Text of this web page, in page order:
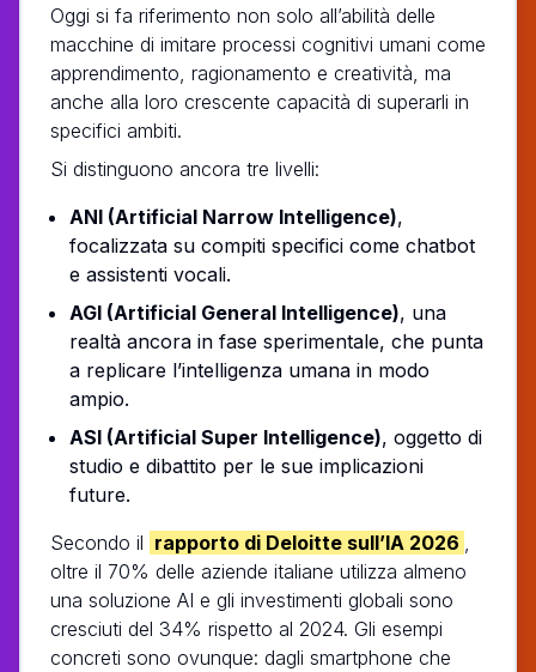
Oggi si fa riferimento non solo all’abilità delle
macchine di imitare processi cognitivi umani come
apprendimento, ragionamento e creatività, ma
anche alla loro crescente capacità di superarli in
specifici ambiti.
Si distinguono ancora tre livelli:
ANI (Artificial Narrow Intelligence),
focalizzata su compiti specifici come chatbot
e assistenti vocali.
AGI (Artificial General Intelligence), una
realtà ancora in fase sperimentale, che punta
a replicare l’intelligenza umana in modo
ampio.
ASI (Artificial Super Intelligence), oggetto di
studio e dibattito per le sue implicazioni
future.
Secondo il rapporto di Deloitte sull’IA 2026
oltre il 70% delle aziende italiane utilizza almeno
una soluzione AI e gli investimenti globali sono
cresciuti del 34% rispetto al 2024. Gli esempi
concreti sono ovunque: dagli smartphone che